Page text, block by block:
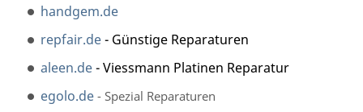
handgem.de
repfair.de- Günstige Reparaturen
aleen.de- Viessmann Platinen Reparatur
egolo.de - Spezial Reparaturen